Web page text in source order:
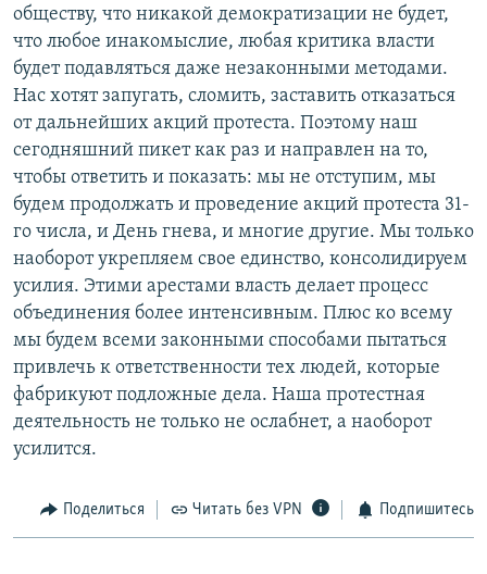
обществу, что никакой демократизации не будет,
что любое инакомыслие, любая критика власти
будет подавляться даже незаконными методами.
Нас хотят запугать, сломить, заставить отказаться
от дальнейших акций протеста. Поэтому наш
сегодняшний пикет как раз и направлен на то,
чтобы ответить и показать: мы не отступим, мы
будем продолжать и проведение акций протеста 31-
го числа, и День гнева, и многие другие. Мы только
наоборот укрепляем свое единство, консолидируем
усилия. Этими арестами власть делает процесс
объединения более интенсивным. Плюс ко всему
мы будем всеми законными способами пытаться
привлечь к ответственности тех людей, которые
фабрикуют подложные дела. Наша протестная
деятельность не только не ослабнет, а наоборот
усилится.
Поделиться Читать без VPN Подпишитесь